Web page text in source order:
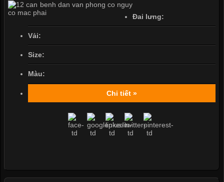
Đai lưng:
Vải:
Size:
Màu:
Chi tiết »